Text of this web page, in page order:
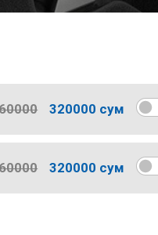
320000 сум
320000 сум